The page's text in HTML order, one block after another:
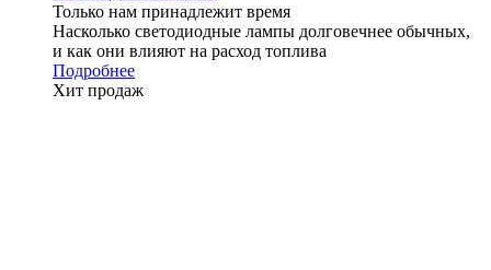
Только нам принадлежит время
Насколько светодиодные лампы долговечнее обычных,
и как они влияют на расход топлива
Подробнее
Хит продаж